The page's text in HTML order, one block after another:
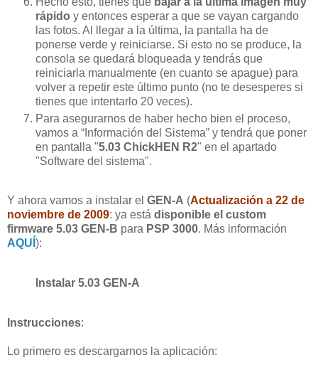
rápido y entonces esperar a que se vayan cargando
las fotos. Al llegar a la última, la pantalla ha de
ponerse verde y reiniciarse. Si esto no se produce, la
consola se quedará bloqueada y tendrás que
reiniciarla manualmente (en cuanto se apague) para
volver a repetir este último punto (no te desesperes si
tienes que intentarlo 20 veces).
Para asegurarnos de haber hecho bien el proceso,
vamos a “Información del Sistema” y tendrá que poner
en pantalla "5.03 ChickHEN R2" en el apartado
"Software del sistema".
Y ahora vamos a instalar el GEN-A (Actualización a 22 de
noviembre de 2009: ya está disponible el custom
firmware 5.03 GEN-B para PSP 3000. Más información
AQUÍ ):
Instalar 5.03 GEN-A
Instrucciones:
Lo primero es descargarnos la aplicación: